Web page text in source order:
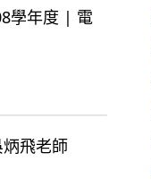
學年度 | 電
飛老師